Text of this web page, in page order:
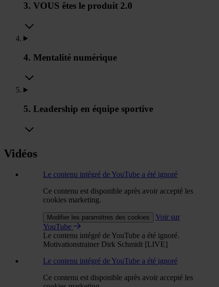
3. VOUS êtes le produit 2.0
4. Mentalité numérique
5. Leadership en équipe sportive
Vidéos
Le contenu intégré de YouTube a été ignoré
Ce contenu est disponible après avoir accepté les
cookies marketing.
Modifier les paramètres des cookies
Voir sur
YouTube
Le contenu intégré de YouTube a été ignoré.
Motivationstrainer Dirk Schmidt [LIVE]
Le contenu intégré de YouTube a été ignoré
Ce contenu est disponible après avoir accepté les